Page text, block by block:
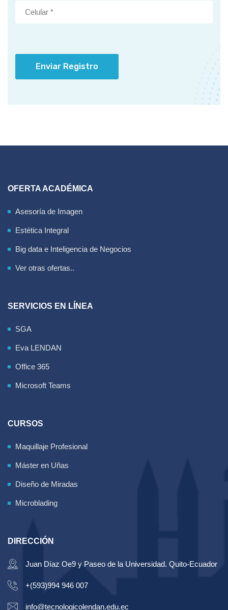
Enviar Registro
OFERTA ACADÉMICA
Asesoría de Imagen
Estética Integral
Big data e Inteligencia de Negocios
Ver otras ofertas..
SERVICIOS EN LÍNEA
SGA
Eva LENDAN
Office 365
Microsoft Teams
CURSOS
Maquillaje Profesional
Máster en Uñas
Diseño de Miradas
Microblading
DIRECCIÓN
Juan Díaz Oe9 y Paseo de la Universidad. Quito-Ecuador
+(593)994 946 007
info@tecnologicolendan.edu.ec